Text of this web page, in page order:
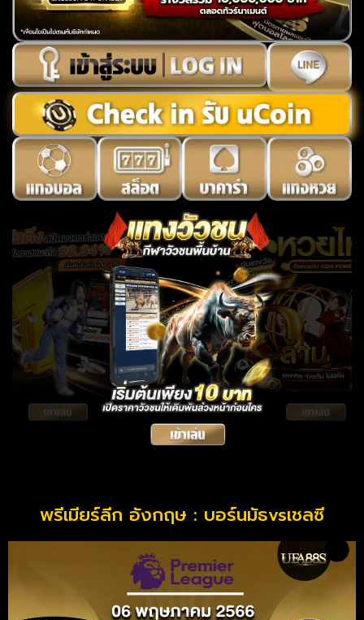
พรีเมียร์ลีก อังกฤษ : บอร์นมัธvsเชลซี